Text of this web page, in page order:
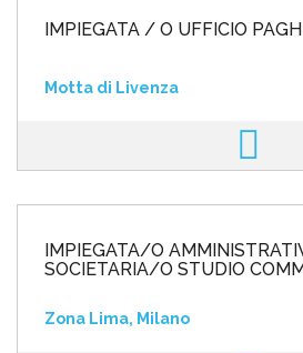
IMPIEGATA / O UFFICIO
Motta di Livenza
IMPIEGATA/O
SOCIETARIA/O STUDIO
Zona Lima, Milano